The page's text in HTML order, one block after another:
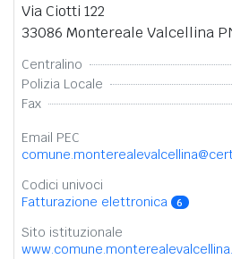
Via Ciotti 122
33086 Montereale Valcellina
Centralino
Polizia Locale
Fax
Email PEC
Codici univoci
Fatturazione elettronica
6
Sito istituzionale